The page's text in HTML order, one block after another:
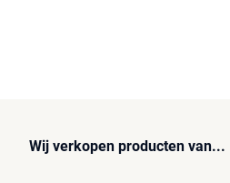
Wij verkopen producten van...